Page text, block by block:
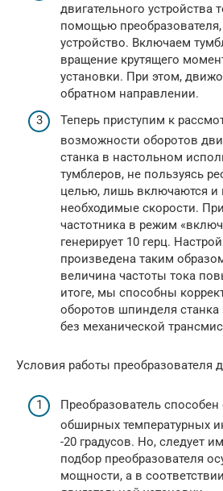
двигательного устройства
помощью
устройство. Включаем
вращение крутящего
установки. При этом,
обратном направлении.
Теперь приступим к
возможности оборотов
станка в настольном
тумблеров, не пользуясь
целью, лишь включаются и
необходимые скорости.
частотника в режим
генерирует 10 герц.
произведена таким
величина частоты тока
итоге, мы способны
оборотов шпинделя станка
без механической
Условия работы преобразователя
Преобразователь
обширных температурных
-20 градусов. Но, следует
подбор преобразователя
мощности, а в